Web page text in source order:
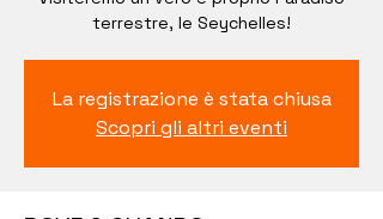
terrestre, le Seychelles!
La registrazione è stata chiusa
Scopri gli altri eventi